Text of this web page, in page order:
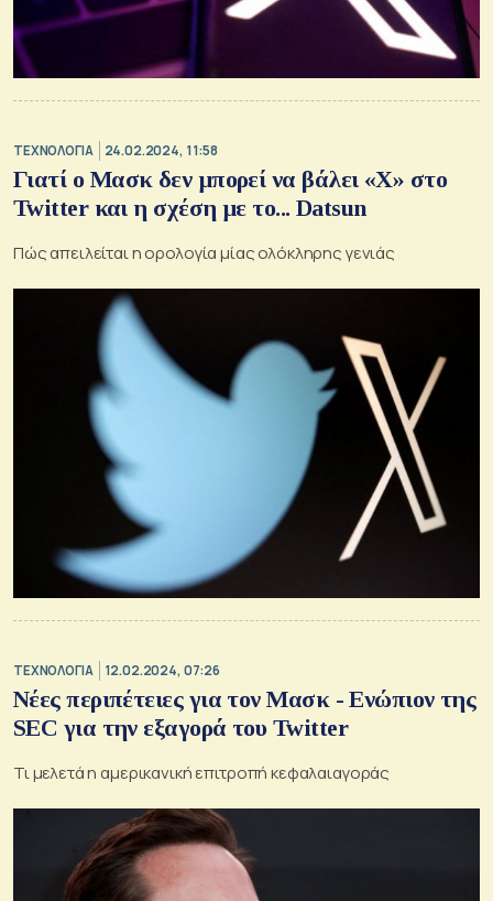
ΤΕΧΝΟΛΟΓΙΑ 24.02.2024, 11:58
Γιατί ο Μασκ δεν μπορεί να βάλει «Χ» στο
Twitter και η σχέση με το... Datsun
Πώς απειλείται η ορολογία μίας ολόκληρης γενιάς
ΤΕΧΝΟΛΟΓΙΑ 12.02.2024, 07:26
Νέες περιπέτειες για τον Μασκ - Ενώπιον της
SEC για την εξαγορά του Twitter
Τι μελετά η αμερικανική επιτροπή κεφαλαιαγοράς